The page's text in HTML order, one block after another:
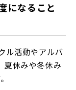
になること
ル活動やアルバ
夏休みや冬休み